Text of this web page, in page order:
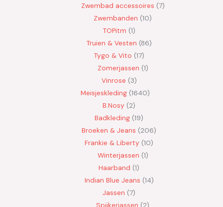
Zwembad accessoires 7
Zwembanden 10
TOPitm 1
Truien & Vesten 86
Tygo & Vito 17
Zomerjassen 1
Vinrose 3
Meisjeskleding 1640
B.Nosy
2
Badkleding 19
Broeken & Jeans
206
Frankie & Liberty 10
Winterjassen 1
Haarband 1
Indian Blue Jeans 14
Jassen 7
Spijkerjassen
2